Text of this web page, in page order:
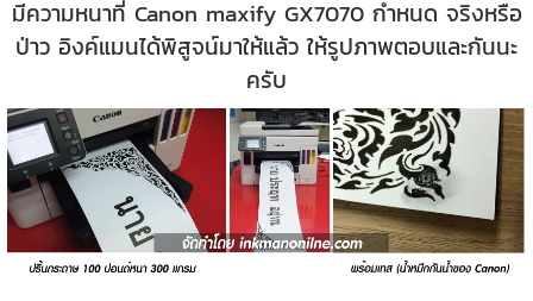
มีความหนาที่ Canon maxify GX7070 กำหนด จริงหรือ
ป่าว อิงค์แมนได้พิสูจน์มาให้แล้ว ให้รูปภาพตอบและกันนะ
ครับ